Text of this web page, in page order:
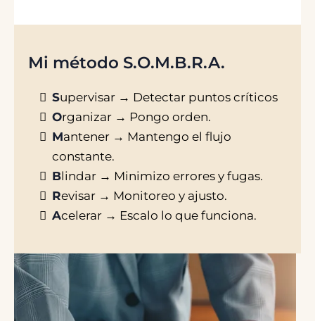
Mi método S.O.M.B.R.A.
Supervisar → Detectar puntos críticos
Organizar → Pongo orden.
Mantener → Mantengo el flujo
constante.
Blindar → Minimizo errores y fugas.
Revisar → Monitoreo y ajusto.
Acelerar → Escalo lo que funciona.